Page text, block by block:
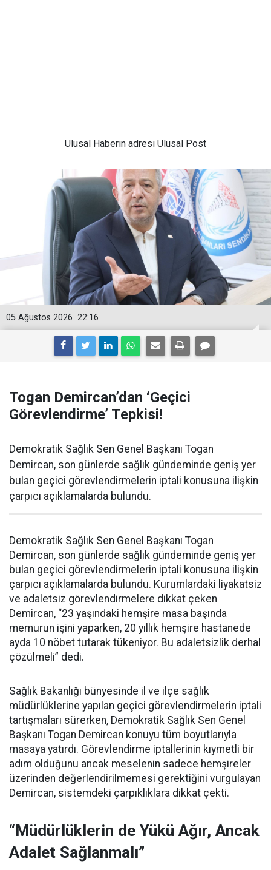
Ulusal Haberin adresi Ulusal Post
22:16
05 Ağustos 2026
Togan Demircan’dan ‘Geçici
Görevlendirme’ Tepkisi!
Demokratik Sağlık Sen Genel Başkanı Togan
Demircan, son günlerde sağlık gündeminde geniş yer
bulan geçici görevlendirmelerin iptali konusuna ilişkin
çarpıcı açıklamalarda bulundu.
Demokratik Sağlık Sen Genel Başkanı Togan
Demircan, son günlerde sağlık gündeminde geniş yer
bulan geçici görevlendirmelerin iptali konusuna ilişkin
çarpıcı açıklamalarda bulundu. Kurumlardaki liyakatsiz
ve adaletsiz görevlendirmelere dikkat çeken
Demircan, “23 yaşındaki hemşire masa başında
memurun işini yaparken, 20 yıllık hemşire hastanede
ayda 10 nöbet tutarak tükeniyor. Bu adaletsizlik derhal
çözülmeli” dedi.
Sağlık Bakanlığı bünyesinde il ve ilçe sağlık
müdürlüklerine yapılan geçici görevlendirmelerin iptali
tartışmaları sürerken, Demokratik Sağlık Sen Genel
Başkanı Togan Demircan konuyu tüm boyutlarıyla
masaya yatırdı. Görevlendirme iptallerinin kıymetli bir
adım olduğunu ancak meselenin sadece hemşireler
üzerinden değerlendirilmemesi gerektiğini vurgulayan
Demircan, sistemdeki çarpıklıklara dikkat çekti.
“Müdürlüklerin de Yükü Ağır, Ancak
Adalet Sağlanmalı”